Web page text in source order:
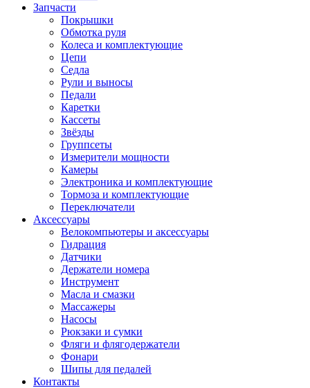
Запчасти
Покрышки
Обмотка руля
Колеса и комплектующие
Цепи
Седла
Рули и выносы
Педали
Каретки
Кассеты
Звёзды
Группсеты
Измерители мощности
Камеры
Электроника и комплектующие
Тормоза и комплектующие
Переключатели
Аксессуары
Велокомпьютеры и аксессуары
Гидрация
Датчики
Держатели номера
Инструмент
Масла и смазки
Массажеры
Насосы
Рюкзаки и сумки
Фляги и флягодержатели
Фонари
Шипы для педалей
Контакты